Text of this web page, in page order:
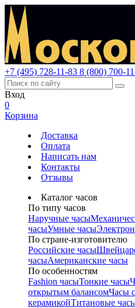
+7 (495) 728-11-83 8 (800) 700-
Вход
0
Корзина
Доставка
Оплата
Написать нам
Контакты
Отзывы
Каталог часов
По типу часов
Наручные часы
часыУмные часы
По стране-изготовителю
Российские часы
часыАмериканские часы
По особенностям
Fashion часыТонкие часы
открытым балансомЧасы
керамикойТитановые